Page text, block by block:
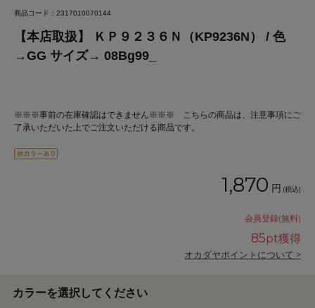
商品コード：2317010070144
【本店取扱】 ＫＰ９２３６Ｎ（KP9236N） / 色
→GG サイズ→ 08Bg99_
※※※事前の在庫確認はできません※※※ こちらの商品は、注意事項にご
了承いただいた上でご注文いただける商品です。
1,870 円 (税込)
会員登録(無料)
85pt獲得
オカダヤポイントについて >
カラーを選択してください